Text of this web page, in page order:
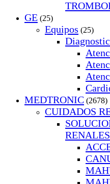
GE (25)
Equipos (25)
MEDTRONIC (2678)
CUIDADOS
RENALES